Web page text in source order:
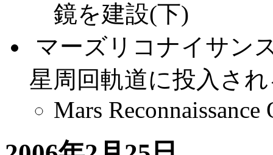
鏡を建設(下)
マーズリコナイサン
星周回軌道に投入さ
Mars Reconnaissance